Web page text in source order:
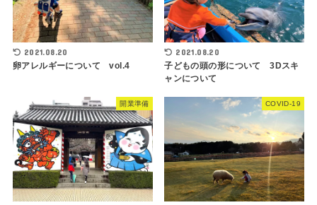
2021.08.20
卵アレルギーについて vol.4
2021.08.20
子どもの頭の形について 3Dスキ
ャンについて
開業準備 COVID-19